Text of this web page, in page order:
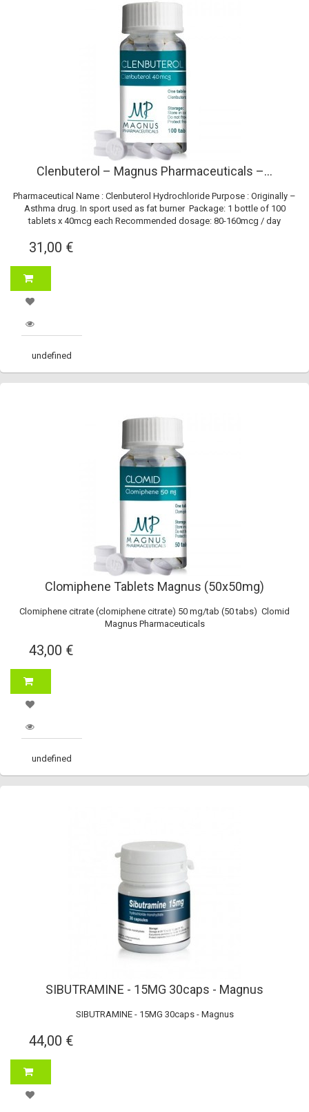
Clenbuterol – Magnus Pharmaceuticals –...
Pharmaceutical Name : Clenbuterol Hydrochloride Purpose : Originally –
Asthma drug. In sport used as fat burner Package: 1 bottle of 100
tablets x 40mcg each Recommended dosage: 80-160mcg / day
31,00 €
undefined
Clomiphene Tablets Magnus (50x50mg)
Clomiphene citrate (clomiphene citrate) 50 mg/tab (50 tabs) Clomid
Magnus Pharmaceuticals
43,00 €
undefined
SIBUTRAMINE - 15MG 30caps - Magnus
SIBUTRAMINE - 15MG 30caps - Magnus
44,00 €